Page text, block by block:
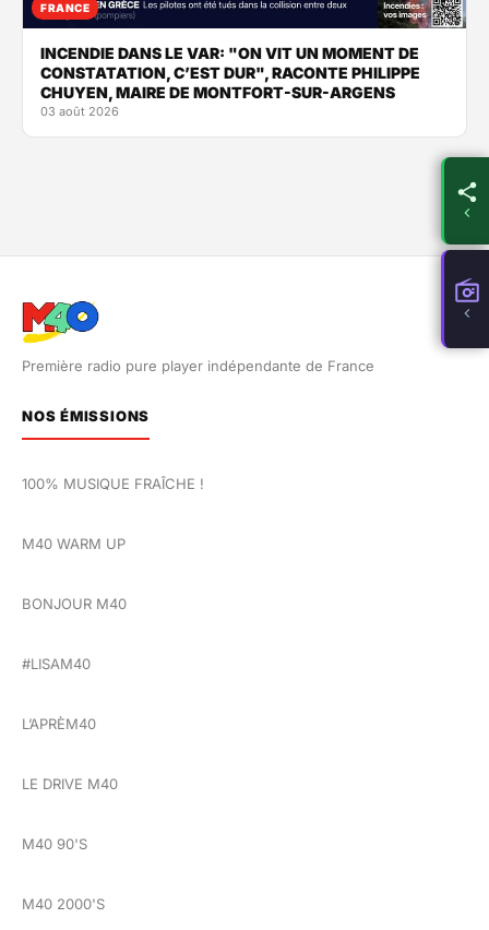
FRANCE
INCENDIE DANS LE VAR: "ON VIT UN MOMENT DE
CONSTATATION, C’EST DUR", RACONTE PHILIPPE
CHUYEN, MAIRE DE MONTFORT-SUR-ARGENS
03 août 2026
Première radio pure player indépendante de France
NOS ÉMISSIONS
100% MUSIQUE FRAÎCHE !
M40 WARM UP
BONJOUR M40
#LISAM40
L’APRÈM40
LE DRIVE M40
M40 90'S
M40 2000'S